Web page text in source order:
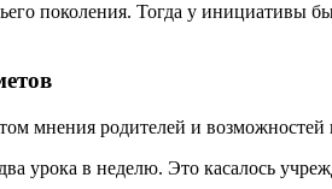
поколения. Тогда у инициативы
мнения родителей и
урока в неделю. Это касалось